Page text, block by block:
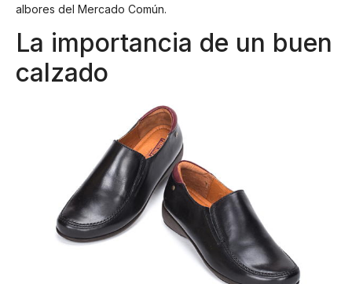
albores del Mercado Común.
La importancia de un buen
calzado